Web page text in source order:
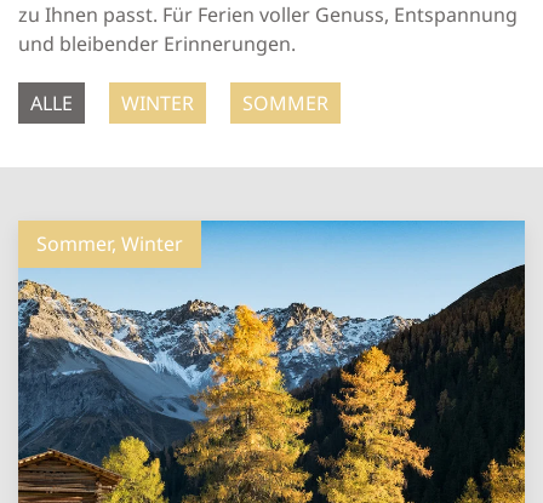
zu Ihnen passt. Für Ferien voller Genuss, Entspannung
und bleibender Erinnerungen.
ALLE WINTER SOMMER
Sommer, Winter